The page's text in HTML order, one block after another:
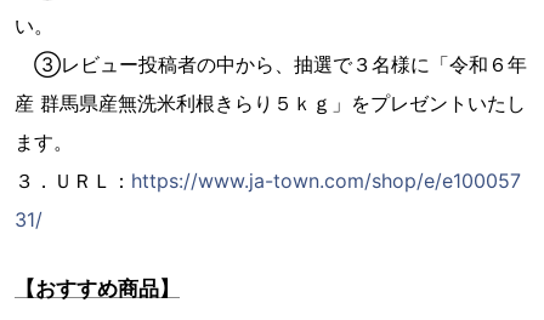
い。
③レビュー投稿者の中から、抽選で３名様に「令和６年
産 群馬県産無洗米利根きらり５ｋｇ」をプレゼントいたし
ます。
３．ＵＲＬ： https://www.ja-town.com/shop/e/e100057
31/
【おすすめ商品】